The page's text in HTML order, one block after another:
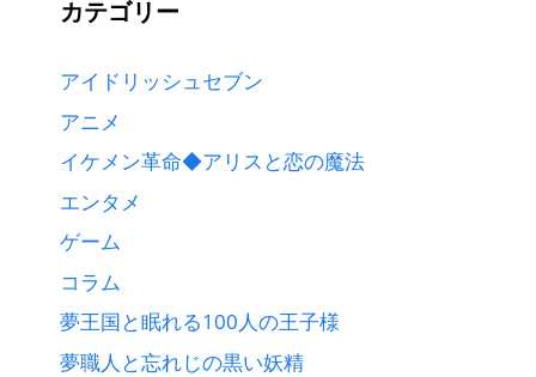
カテゴリー
アイドリッシュセブン
アニメ
イケメン革命◆アリスと恋の魔法
エンタメ
ゲーム
コラム
夢王国と眠れる100人の王子様
夢職人と忘れじの黒い妖精